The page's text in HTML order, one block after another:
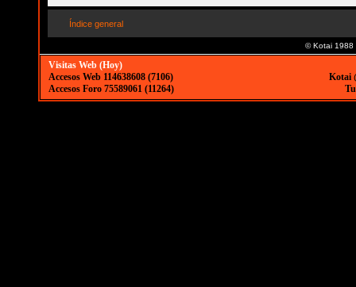
Índice general
© Kotai 1988
Visitas Web (Hoy)
Accesos Web 114638608 (7106)
Accesos Foro 75589061 (11264)
Kotai